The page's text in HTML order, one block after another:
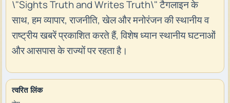
\"Sights Truth and Writes Truth\" टैगलाइन के
साथ, हम व्यापार, राजनीति, खेल और मनोरंजन की स्थानीय व
राष्ट्रीय खबरें प्रकाशित करते हैं, विशेष ध्यान स्थानीय घटनाओं
और आसपास के राज्यों पर रहता है।
त्वरित लिंक